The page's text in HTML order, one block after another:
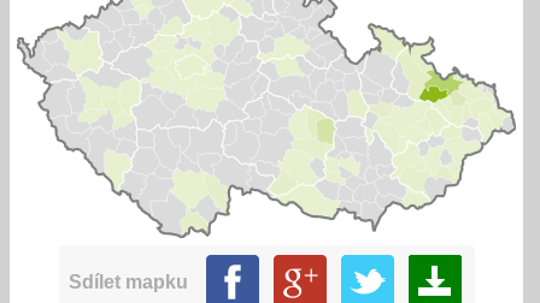
Sdílet mapku